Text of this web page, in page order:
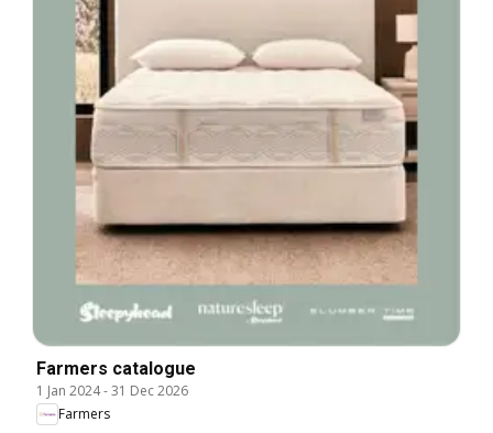
Farmers catalogue
1 Jan 2024-31 Dec 2026
Farmers